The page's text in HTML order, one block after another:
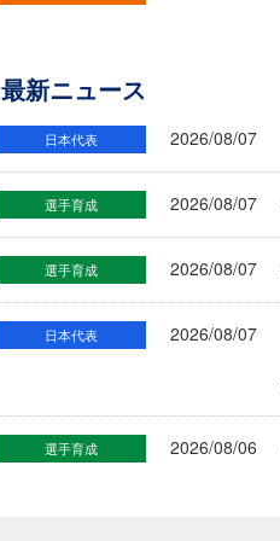
最新ニュース
日本代表 2026/08/07
選手育成 2026/08/07
選手育成 2026/08/07
日本代表 2026/08/07
選手育成 2026/08/06